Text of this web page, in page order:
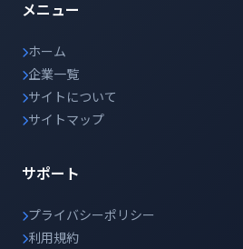
メニュー
ホーム
企業一覧
サイトについて
サイトマップ
サポート
プライバシーポリシー
利用規約